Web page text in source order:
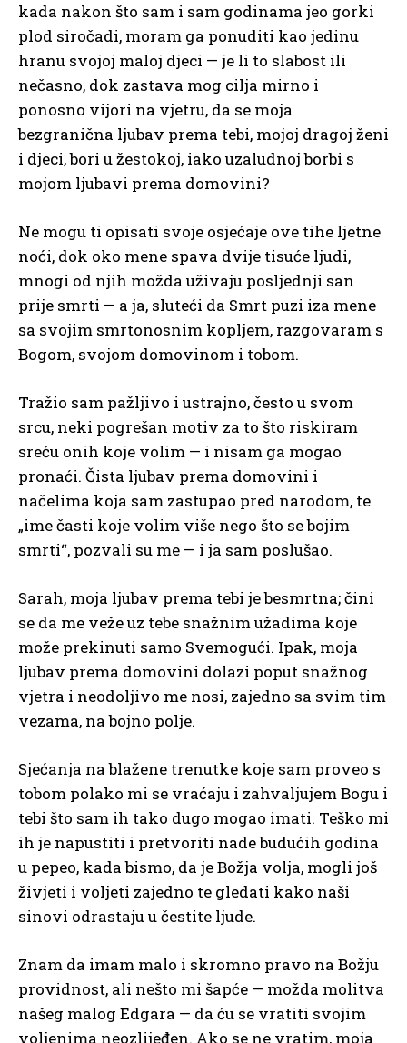
kada nakon što sam i sam godinama jeo gorki
plod siročadi, moram ga ponuditi kao jedinu
hranu svojoj maloj djeci — je li to slabost ili
nečasno, dok zastava mog cilja mirno i
ponosno vijori na vjetru, da se moja
bezgranična ljubav prema tebi, mojoj dragoj ženi
i djeci, bori u žestokoj, iako uzaludnoj borbi s
mojom ljubavi prema domovini?
Ne mogu ti opisati svoje osjećaje ove tihe ljetne
noći, dok oko mene spava dvije tisuće ljudi,
mnogi od njih možda uživaju posljednji san
prije smrti — a ja, sluteći da Smrt puzi iza mene
sa svojim smrtonosnim kopljem, razgovaram s
Bogom, svojom domovinom i tobom.
Tražio sam pažljivo i ustrajno, često u svom
srcu, neki pogrešan motiv za to što riskiram
sreću onih koje volim — i nisam ga mogao
pronaći. Čista ljubav prema domovini i
načelima koja sam zastupao pred narodom, te
„ime časti koje volim više nego što se bojim
smrti“, pozvali su me — i ja sam poslušao.
Sarah, moja ljubav prema tebi je besmrtna; čini
se da me veže uz tebe snažnim užadima koje
može prekinuti samo Svemogući. Ipak, moja
ljubav prema domovini dolazi poput snažnog
vjetra i neodoljivo me nosi, zajedno sa svim tim
vezama, na bojno polje.
Sjećanja na blažene trenutke koje sam proveo s
tobom polako mi se vraćaju i zahvaljujem Bogu i
tebi što sam ih tako dugo mogao imati. Teško mi
ih je napustiti i pretvoriti nade budućih godina
u pepeo, kada bismo, da je Božja volja, mogli još
živjeti i voljeti zajedno te gledati kako naši
sinovi odrastaju u čestite ljude.
Znam da imam malo i skromno pravo na Božju
providnost, ali nešto mi šapće — možda molitva
našeg malog Edgara — da ću se vratiti svojim
voljenima neozlijeđen. Ako se ne vratim, moja